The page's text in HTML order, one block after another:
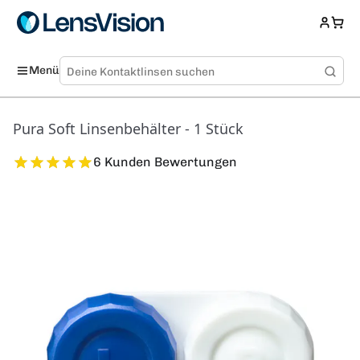
Menü
Pura Soft Linsenbehälter - 1 Stück
6 Kunden Bewertungen